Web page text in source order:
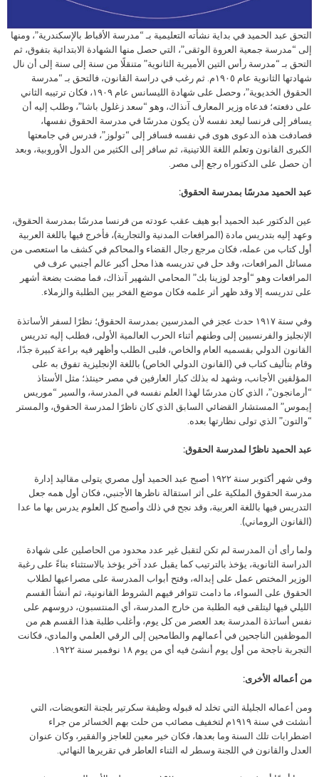
التحق عبد الحميد في بداية نشأته التعليمية بـ “مدرسة الأقباط بالإسكندرية”، ومنها
إلى “مدرسة جمعية العروة الوثقى”، التي حصل منها الشهادة الابتدائية بتفوق، ثم
التحق بـ “مدرسة رأس التين الأميرية الثانوية” متنقلًا من سنة إلى سنة إلى أن نال
شهادتها الثانوية عام ١٩٠٥م. ثم رغب في دراسة القانون، فالتحق بـ “مدرسة
الحقوق الخديوية”، وحصل على شهادة الليسانس عام ١٩٠٩، فكان ترتيبه الثاني
على دفعته؛ فدعاه وزير المعارف آنذاك، وهو “سعد زغلول باشا”، وطلب إليه أن
يسافر إلى فرنسا ليعد نفسه لأن يكون مدرسًا في مدرسة الحقوق نفسها،
فصادفت هذه الدعوى هوى في نفسه فسافر إلى “تولوز”، فدرس في جامعتها
الكبرى القانون وتعلم اللغة اللاتينية، ثم سافر إلى الكثير من الدول الأوروبية، وبعد
أن حصل على الدكتوراه رجع إلى مصر.
عبد الحميد مدرسًا بمدرسة الحقوق:
عين الدكتور عبد الحميد أبو هيف عقب عودته من فرنسا مدرسًا بمدرسة الحقوق،
وعهد إليه بتدريس مادة (المرافعات المدنية والتجارية)، فأخرج فيها باللغة العربية
أول كتاب من عمله، فكان مرجع رجال القضاء والمحاكم في كشف ما استعصى من
مسائل المرافعات، وقد حل في تدريسه هذا محل أكبر عالم أجنبي عرف في
المرافعات وهو “أوجد لوزينا بك” المحامي الشهير آنذاك، فما مضت بضعة أشهر
على تدريسه إلا وقد ظهر أثر علمه فكان موضع الفخر بين الطلبة والزملاء.
وفي سنة ١٩١٧ حدث عجز في المدرسين بمدرسة الحقوق؛ نظرًا لسفر الأساتذة
الإنجليز والفرنسيين إلى وطنهم أثناء الحرب العالمية الأولى، فطلب إليه تدريس
القانون الدولي بقسميه العام والخاص، فلبى الطلب وأظهر فيه براعة كبيرة جدًا،
وقام بتأليف كتاب في (القانون الدولي الخاص) باللغة الإنجليزية تفوق به على
المؤلفين الأجانب، وشهد له بذلك كبار العارفين في مصر حينئذ؛ مثل الأستاذ
“أرمانجون”، الذي كان مدرسًا لهذا العلم نفسه في المدرسة، والسير “موريس
إيموس” المستشار القضائي السابق الذي كان ناظرًا لمدرسة الحقوق، والمستر
“والتون” الذي تولى نظارتها بعده.
عبد الحميد ناظرًا لمدرسة الحقوق:
وفي شهر أكتوبر سنة ١٩٢٢ أصبح عبد الحميد أول مصري يتولى مقاليد إدارة
مدرسة الحقوق الملكية على أثر استقالة ناظرها الأجنبي، فكان أول همه جعل
التدريس فيها باللغة العربية، وقد نجح في ذلك وأصبح كل العلوم يدرس بها ما عدا
(القانون الروماني).
ولما رأى أن المدرسة لم تكن لتقبل غير عدد محدود من الحاصلين على شهادة
الدراسة الثانوية، يؤخذ بالترتيب كما يقبل عدد آخر يؤخذ بالاستثناء بناءً على رغبة
الوزير المختص عمل على إبداله، وفتح أبواب المدرسة على مصراعيها لطلاب
الحقوق على السواء، ما دامت تتوافر فيهم الشروط القانونية، ثم أنشأ القسم
الليلي فيها ليتلقى فيه الطلبة من خارج المدرسة، أي المنتسبون، دروسهم على
نفس أساتذة المدرسة بعد العصر من كل يوم، وأغلب طلبة هذا القسم هم من
الموظفين الناجحين في أعمالهم والطامحين إلى الرقي العلمي والمادي، فكانت
التجربة ناجحة من أول يوم أنشئ فيه أي من يوم ١٨ نوفمبر سنة ١٩٢٢.
من أعماله الأخرى:
ومن أعماله الجليلة التي تخلد له قبوله وظيفة سكرتير بلجنة التعويضات، التي
أنشئت في سنة ١٩١٩م لتخفيف مصائب من حلت بهم الخسائر من جراء
اضطرابات تلك السنة وما بعدها، فكان خير معين للعاجز والفقير، وكان عنوان
العدل والقانون في اللجنة وسطر له الثناء العاطر في تقريرها النهائي.